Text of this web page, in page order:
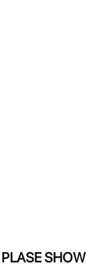
SHOW